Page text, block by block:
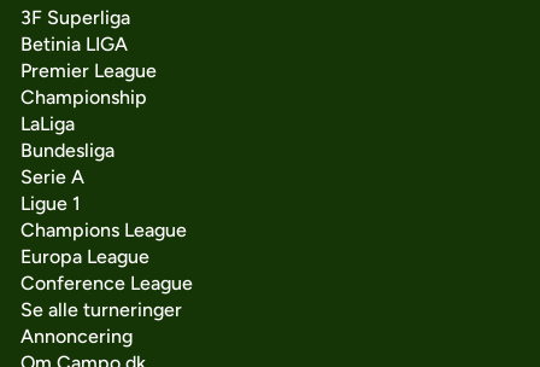
3F Superliga
Betinia LIGA
Premier League
Championship
LaLiga
Bundesliga
Serie A
Ligue 1
Champions League
Europa League
Conference League
Se alle turneringer
Annoncering